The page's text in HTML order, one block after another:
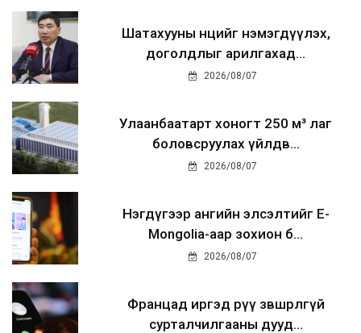
Шатахууны нөөцийг нэмэгдүүлэх,
доголдлыг арилгахад...
2026/08/07
Улаанбаатарт хоногт 250 м³ лаг
боловсруулах үйлдв...
2026/08/07
Нэгдүгээр ангийн элсэлтийг E-
Mongolia-аар зохион б...
2026/08/07
Францад иргэд рүү зөвшөөрөлгүй
сурталчилгааны дууд...